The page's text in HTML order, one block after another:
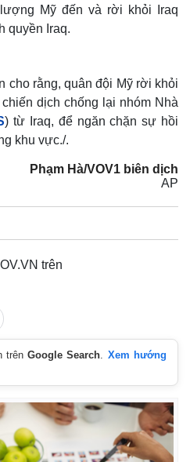
Mỹ đến và rời khỏi Iraq
quyền Iraq.
cho rằng, quân đội Mỹ rời khỏi
dịch chống lại nhóm Nhà
) từ Iraq, để ngăn chặn sự hồi
khu vực./.
Phạm Hà/VOV1 biên dịch
AP
trên
trênGoogle Search. Xem hướng